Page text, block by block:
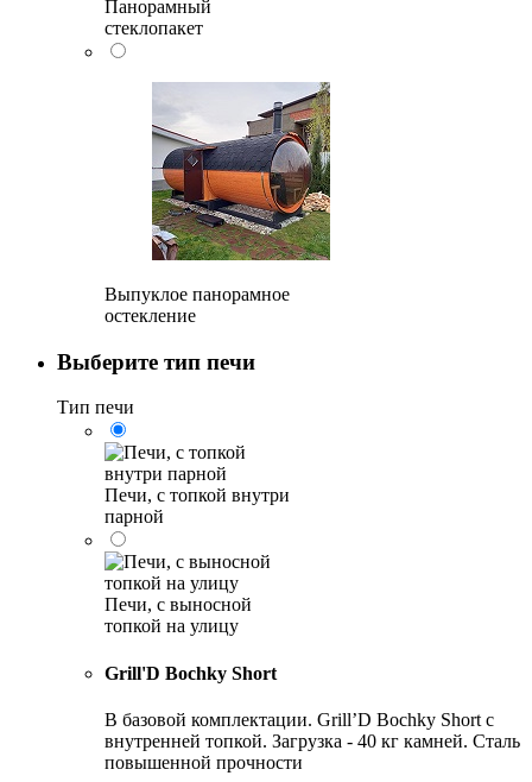
Панорамный
стеклопакет
Выпуклое панорамное
остекление
Выберите тип печи
Тип печи
Печи, с топкой внутри
парной
Печи, с выносной
топкой на улицу
Grill'D Bochky Short
В базовой комплектации. Grill’D Bochky Short с
внутренней топкой. Загрузка - 40 кг камней. Сталь
повышенной прочности